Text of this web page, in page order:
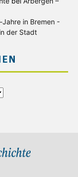
in Bremen -
der Stadt